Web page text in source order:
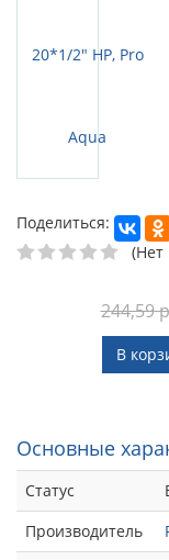
Поделиться:
(Нет
244,59
В
Основные
Статус
Производитель